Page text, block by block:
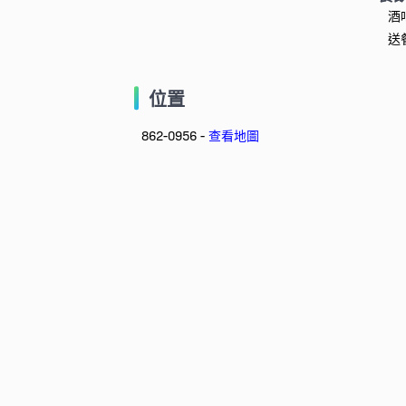
酒
送
位置
862-0956 - 查看地圖